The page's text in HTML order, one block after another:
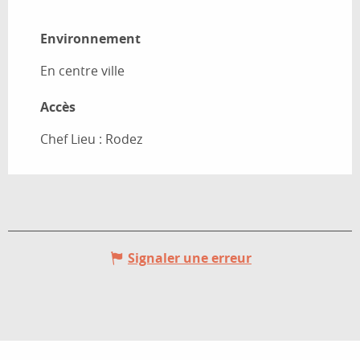
Environnement
Environnement
En centre ville
Accès
Accès
Chef Lieu : Rodez
Signaler une erreur